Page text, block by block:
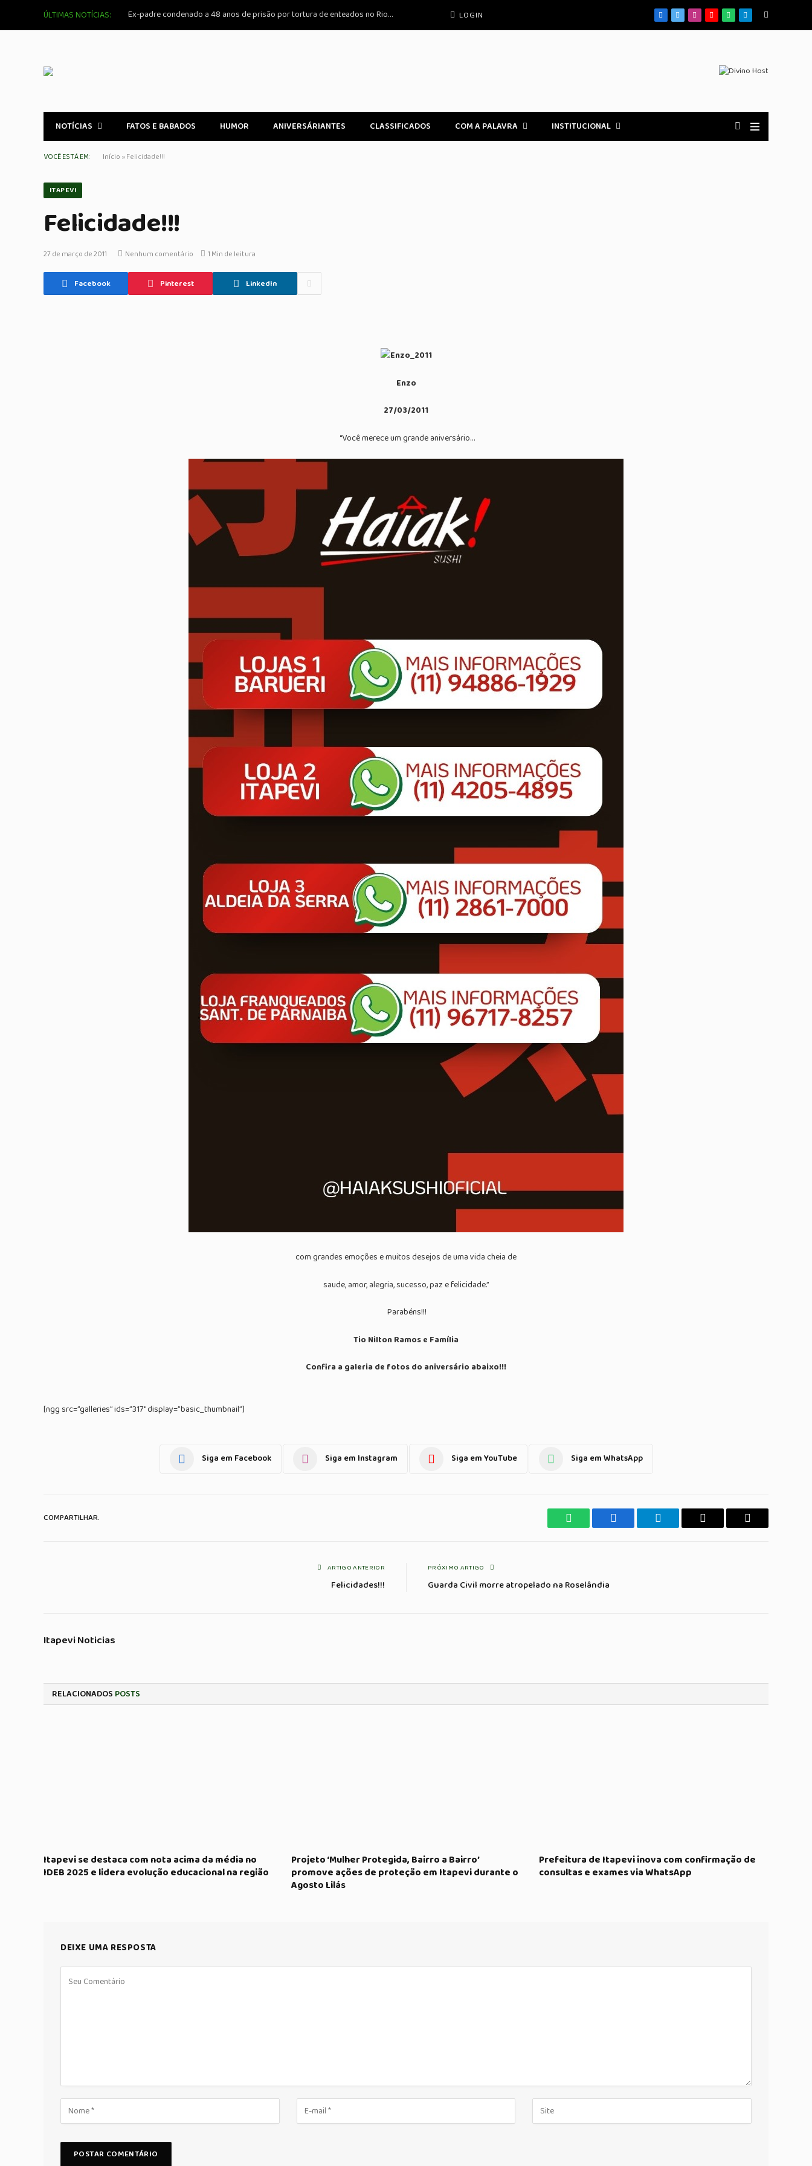
ÚLTIMAS NOTÍCIAS: Ex-padre condenado a 48 anos de prisão por tortura de enteados no Rio de Janeiro LOGIN Facebook
X
(Twitter)
Instagram
YouTubeWhatsApp
Telegrama
NOTÍCIAS FATOS E BABADOS HUMOR ANIVERSÁRIANTES CLASSIFICADOS COM A PALAVRA INSTITUCIONAL
VOCÊ ESTÁ EM: Início »Felicidade!!!
ITAPEVI
Felicidade!!!
27 de março de 2011 Nenhum comentário 1 Min de leitura
Facebook Pinterest LinkedIn
Enzo
27/03/2011
“Você merece um grande aniversário…
com grandes emoções e muitos desejos de uma vida cheia de
saude, amor, alegria, sucesso, paz e felicidade.”
Parabéns!!!
Tio Nilton Ramos e Família
Confira a galeria de fotos do aniversário abaixo!!!
[ngg src=”galleries” ids=”317″ display=”basic_thumbnail”]
Siga em Facebook Siga em Instagram Siga em YouTube Siga em WhatsApp
COMPARTILHAR.
WhatsAppFacebook TelegramaCopiar
E-
ARTIGO ANTERIOR
Felicidades!!!
PRÓXIMO ARTIGO
Guarda Civil morre atropelado na Roselândia
Itapevi Noticias
RELACIONADOS POSTS
Itapevi se destaca com nota acima da média no
IDEB 2025 e lidera evolução educacional na região
Projeto ‘Mulher Protegida, Bairro a Bairro’
promove ações de proteção em Itapevi durante o
Agosto Lilás
Prefeitura de Itapevi inova com confirmação de
consultas e exames via WhatsApp
DEIXE UMA RESPOSTA